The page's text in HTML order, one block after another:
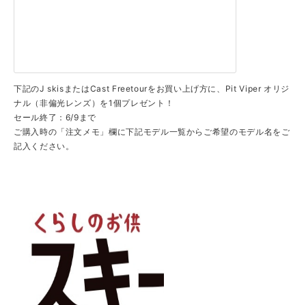
下記のJ skisまたはCast Freetourをお買い上げ方に、Pit Viper オリジ
ナル（非偏光レンズ）を1個プレゼント！
セール終了：6/9まで
ご購入時の「注文メモ」欄に下記モデル一覧からご希望のモデル名をご
記入ください。